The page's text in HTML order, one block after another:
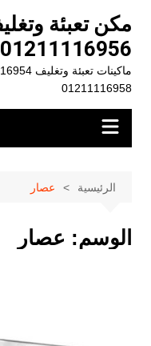
المحتوى01211116956 – 01211116958
01211116958
الرئيسية عصار
الوسم: عصار